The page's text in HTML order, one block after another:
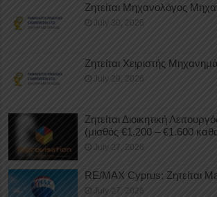
Ζητείται Μηχανολόγος
July 30, 2026
Ζητείται Χειριστής
July 29, 2026
Ζητείται Διοικητική
(μισθός €1.200 – €1.600
July 27, 2026
RE/MAX Cyprus: Ζητείται
July 27, 2026